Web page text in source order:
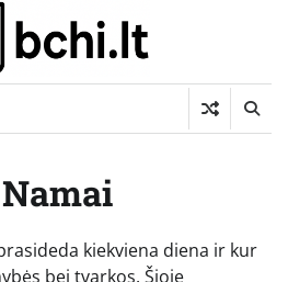
Namai
kiekviena diena ir kur
bei tvarkos. Šioje